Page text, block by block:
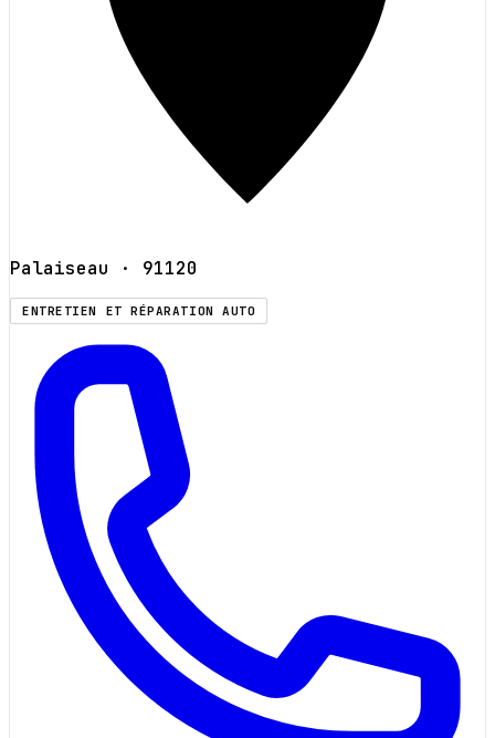
Palaiseau · 91120
ENTRETIEN ET RÉPARATION AUTO